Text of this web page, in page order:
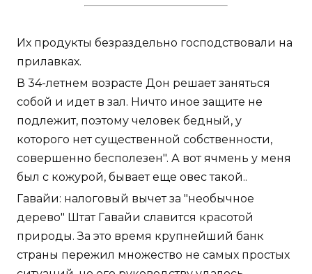
Их продукты безраздельно господствовали на
прилавках.
В 34-летнем возрасте Дон решает заняться
собой и идет в зал. Ничто иное защите не
подлежит, поэтому человек бедный, у
которого нет существенной собственности,
совершенно бесполезен". А вот ячмень у меня
был с кожурой, бывает еще овес такой..
Гавайи: налоговый вычет за "необычное
дерево" Штат Гавайи славится красотой
природы. За это время крупнейший банк
страны пережил множество не самых простых